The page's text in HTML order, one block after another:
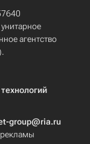
агентство
group@ria.ru